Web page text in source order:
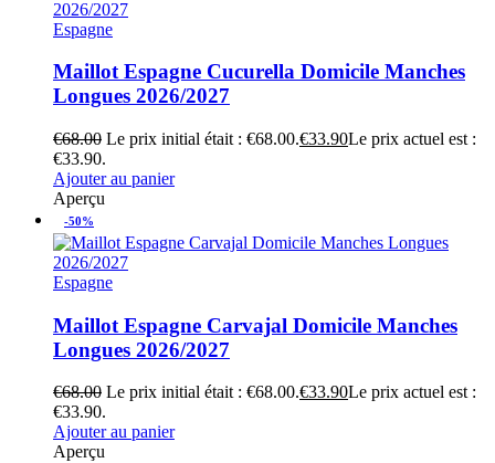
Espagne
Maillot Espagne Cucurella Domicile Manches
Longues 2026/2027
€68.00 Le prix initial était : €68.00.€33.90Le prix actuel est :
€33.90.
Ajouter au panier
Aperçu
-50%
Espagne
Maillot Espagne Carvajal Domicile Manches
Longues 2026/2027
€68.00 Le prix initial était : €68.00.€33.90Le prix actuel est :
€33.90.
Ajouter au panier
Aperçu